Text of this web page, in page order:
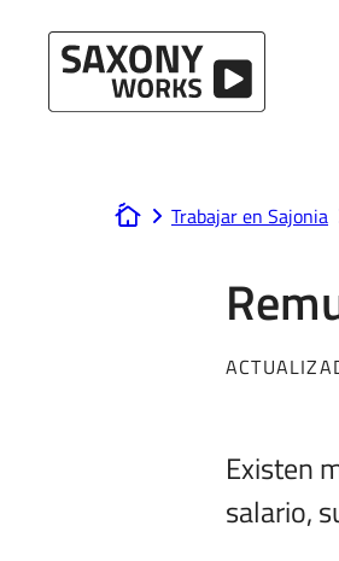
www.saxony-works.com
Trabajar en Sajonia
Existen
salario,